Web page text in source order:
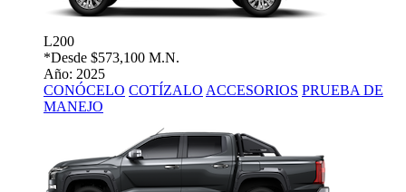
L200
*Desde $573,100 M.N.
Año: 2025
CONÓCELO COTÍZALO ACCESORIOS PRUEBA DE
MANEJO